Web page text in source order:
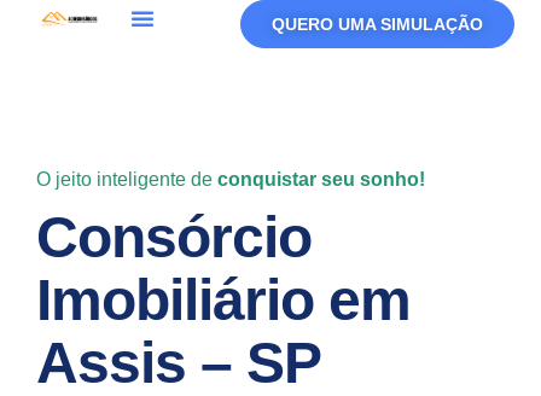
QUERO UMA SIMULAÇÃO
O jeito inteligente de conquistar seu sonho!
Consórcio
Imobiliário em
Assis – SP